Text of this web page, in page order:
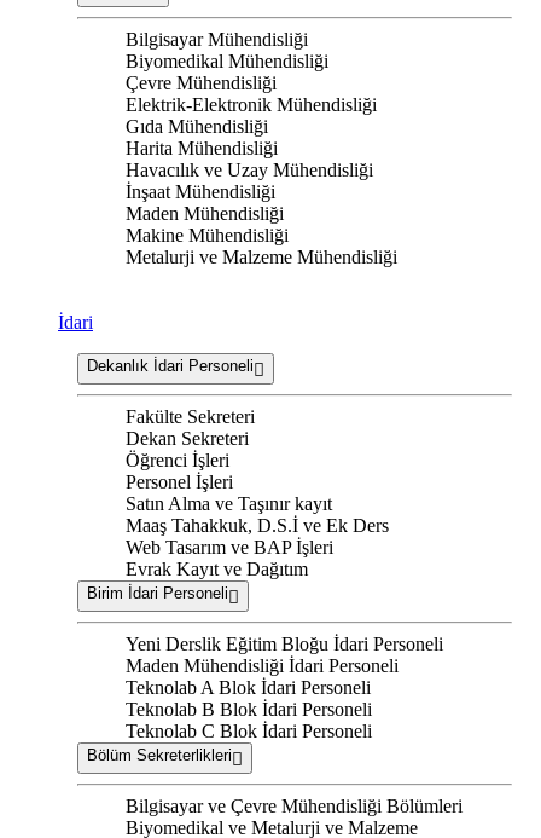
Bilgisayar Mühendisliği
Biyomedikal Mühendisliği
Çevre Mühendisliği
Elektrik-Elektronik Mühendisliği
Gıda Mühendisliği
Harita Mühendisliği
Havacılık ve Uzay Mühendisliği
İnşaat Mühendisliği
Maden Mühendisliği
Makine Mühendisliği
Metalurji ve Malzeme Mühendisliği
İdari
Dekanlık İdari Personeli
Fakülte Sekreteri
Dekan Sekreteri
Öğrenci İşleri
Personel İşleri
Satın Alma ve Taşınır kayıt
Maaş Tahakkuk, D.S.İ ve Ek Ders
Web Tasarım ve BAP İşleri
Evrak Kayıt ve Dağıtım
Birim İdari Personeli
Yeni Derslik Eğitim Bloğu İdari Personeli
Maden Mühendisliği İdari Personeli
Teknolab A Blok İdari Personeli
Teknolab B Blok İdari Personeli
Teknolab C Blok İdari Personeli
Bölüm Sekreterlikleri
Bilgisayar ve Çevre Mühendisliği Bölümleri
Biyomedikal ve Metalurji ve Malzeme